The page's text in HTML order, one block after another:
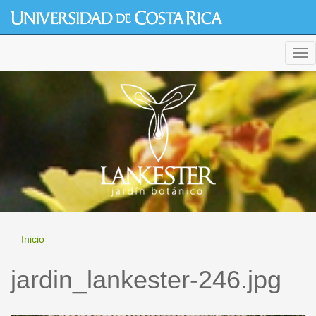
contenido
Inicio
jardin_lankester-246.jpg